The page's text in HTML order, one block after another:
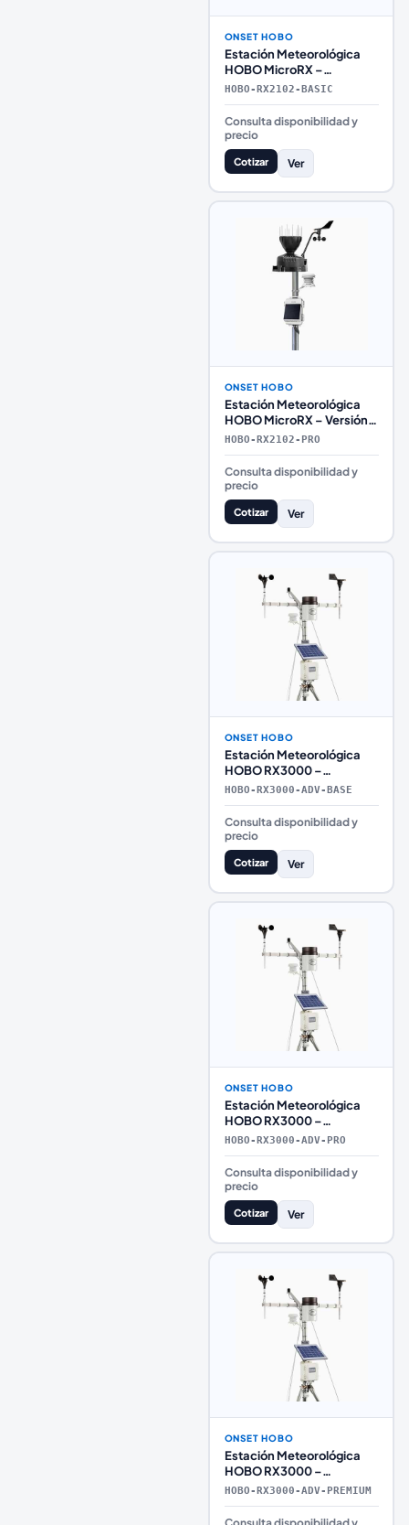
ONSET HOBO
Estación Meteorológica
HOBO MicroRX –
Configuración Básica
HOBO-RX2102-BASIC
Consulta disponibilidad y
precio
Cotizar Ver
ONSET HOBO
Estación Meteorológica
HOBO MicroRX – Versión
Profesional
HOBO-RX2102-PRO
Consulta disponibilidad y
precio
Cotizar Ver
ONSET HOBO
Estación Meteorológica
HOBO RX3000 –
Avanzada Base
HOBO-RX3000-ADV-BASE
Consulta disponibilidad y
precio
Cotizar Ver
ONSET HOBO
Estación Meteorológica
HOBO RX3000 –
Avanzada Profesional
HOBO-RX3000-ADV-PRO
Consulta disponibilidad y
precio
Cotizar Ver
ONSET HOBO
Estación Meteorológica
HOBO RX3000 –
Avanzada con Telemetría
Infraestructura Crítica)
HOBO-RX3000-ADV-PREMIUM